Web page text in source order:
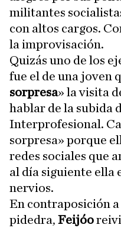
militantes
con altos cargos.
la improvisación.
Quizás uno de los
fue el de una joven
sorpresa» la visita
hablar de la subida
Interprofesional.
sorpresa» porque
redes sociales que
al día siguiente ella
nervios.
En contraposición
pidedra, Feijóo